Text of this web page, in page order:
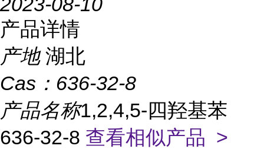
产品详情
产地 湖北
Cas： 636-32-8
产品名称1,2,4,5-四羟基苯
636-32-8 查看相似产品 >